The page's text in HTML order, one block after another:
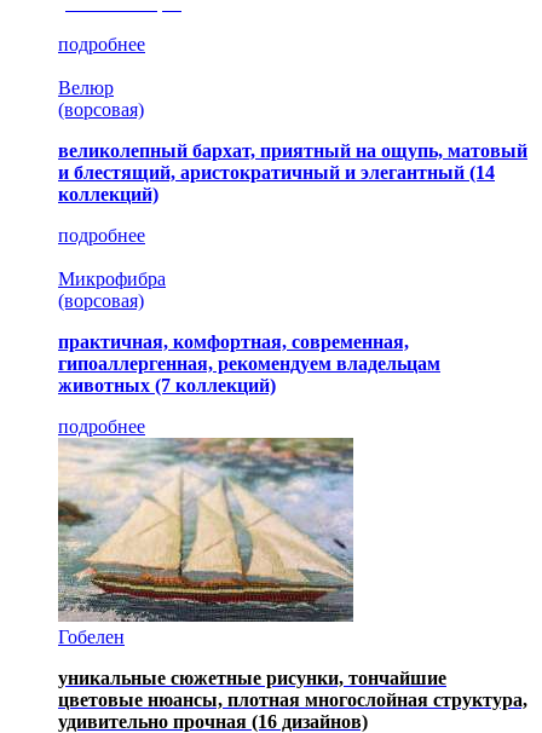
подробнее
Велюр
(ворсовая)
великолепный бархат, приятный на ощупь, матовый
и блестящий, аристократичный и элегантный (14
коллекций)
подробнее
Микрофибра
(ворсовая)
практичная, комфортная, современная,
гипоаллергенная, рекомендуем владельцам
животных (7 коллекций)
подробнее
Гобелен
уникальные сюжетные рисунки, тончайшие
цветовые нюансы, плотная многослойная структура,
удивительно прочная (16 дизайнов)